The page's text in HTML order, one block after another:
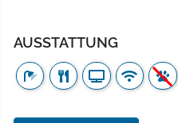
AUSSTATTUNG